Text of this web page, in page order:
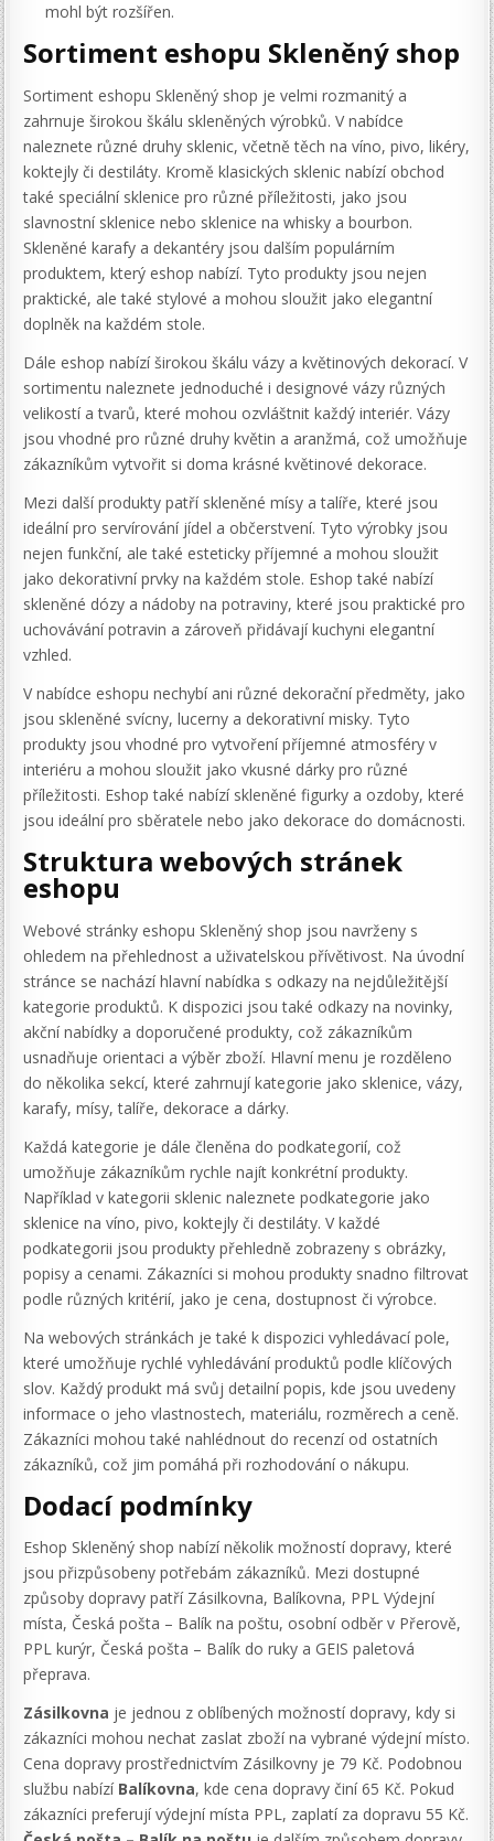
mohl být rozšířen.
Sortiment eshopu Skleněný shop
Sortiment eshopu Skleněný shop je velmi rozmanitý a
zahrnuje širokou škálu skleněných výrobků. V nabídce
naleznete různé druhy sklenic, včetně těch na víno, pivo, likéry,
koktejly či destiláty. Kromě klasických sklenic nabízí obchod
také speciální sklenice pro různé příležitosti, jako jsou
slavnostní sklenice nebo sklenice na whisky a bourbon.
Skleněné karafy a dekantéry jsou dalším populárním
produktem, který eshop nabízí. Tyto produkty jsou nejen
praktické, ale také stylové a mohou sloužit jako elegantní
doplněk na každém stole.
Dále eshop nabízí širokou škálu vázy a květinových dekorací. V
sortimentu naleznete jednoduché i designové vázy různých
velikostí a tvarů, které mohou ozvláštnit každý interiér. Vázy
jsou vhodné pro různé druhy květin a aranžmá, což umožňuje
zákazníkům vytvořit si doma krásné květinové dekorace.
Mezi další produkty patří skleněné mísy a talíře, které jsou
ideální pro servírování jídel a občerstvení. Tyto výrobky jsou
nejen funkční, ale také esteticky příjemné a mohou sloužit
jako dekorativní prvky na každém stole. Eshop také nabízí
skleněné dózy a nádoby na potraviny, které jsou praktické pro
uchovávání potravin a zároveň přidávají kuchyni elegantní
vzhled.
V nabídce eshopu nechybí ani různé dekorační předměty, jako
jsou skleněné svícny, lucerny a dekorativní misky. Tyto
produkty jsou vhodné pro vytvoření příjemné atmosféry v
interiéru a mohou sloužit jako vkusné dárky pro různé
příležitosti. Eshop také nabízí skleněné figurky a ozdoby, které
jsou ideální pro sběratele nebo jako dekorace do domácnosti.
Struktura webových stránek
eshopu
Webové stránky eshopu Skleněný shop jsou navrženy s
ohledem na přehlednost a uživatelskou přívětivost. Na úvodní
stránce se nachází hlavní nabídka s odkazy na nejdůležitější
kategorie produktů. K dispozici jsou také odkazy na novinky,
akční nabídky a doporučené produkty, což zákazníkům
usnadňuje orientaci a výběr zboží. Hlavní menu je rozděleno
do několika sekcí, které zahrnují kategorie jako sklenice, vázy,
karafy, mísy, talíře, dekorace a dárky.
Každá kategorie je dále členěna do podkategorií, což
umožňuje zákazníkům rychle najít konkrétní produkty.
Například v kategorii sklenic naleznete podkategorie jako
sklenice na víno, pivo, koktejly či destiláty. V každé
podkategorii jsou produkty přehledně zobrazeny s obrázky,
popisy a cenami. Zákazníci si mohou produkty snadno filtrovat
podle různých kritérií, jako je cena, dostupnost či výrobce.
Na webových stránkách je také k dispozici vyhledávací pole,
které umožňuje rychlé vyhledávání produktů podle klíčových
slov. Každý produkt má svůj detailní popis, kde jsou uvedeny
informace o jeho vlastnostech, materiálu, rozměrech a ceně.
Zákazníci mohou také nahlédnout do recenzí od ostatních
zákazníků, což jim pomáhá při rozhodování o nákupu.
Dodací podmínky
Eshop Skleněný shop nabízí několik možností dopravy, které
jsou přizpůsobeny potřebám zákazníků. Mezi dostupné
způsoby dopravy patří Zásilkovna, Balíkovna, PPL Výdejní
místa, Česká pošta – Balík na poštu, osobní odběr v Přerově,
PPL kurýr, Česká pošta – Balík do ruky a GEIS paletová
přeprava.
Zásilkovna je jednou z oblíbených možností dopravy, kdy si
zákazníci mohou nechat zaslat zboží na vybrané výdejní místo.
Cena dopravy prostřednictvím Zásilkovny je 79 Kč. Podobnou
službu nabízí Balíkovna, kde cena dopravy činí 65 Kč. Pokud
zákazníci preferují výdejní místa PPL, zaplatí za dopravu 55 Kč.